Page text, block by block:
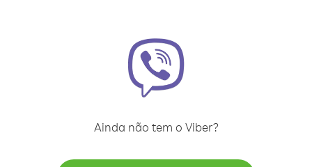
Ainda não tem o Viber?